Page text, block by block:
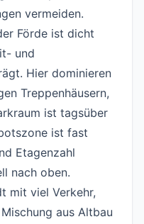
vermeiden.
Förde ist dicht
und
Hier dominieren
Treppenhäusern,
ist tagsüber
ist fast
Etagenzahl
nach oben.
mit viel Verkehr,
aus Altbau